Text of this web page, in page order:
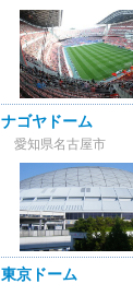
ナゴヤドーム
愛知県名古屋市
東京ドーム